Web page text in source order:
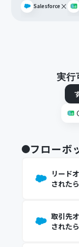
Salesforce ×
実行
フローボ
リード
されたら
取引先
されたら